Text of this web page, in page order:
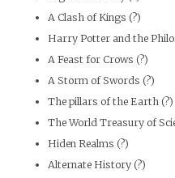
A Clash of Kings (?)
Harry Potter and the
A Feast for Crows (?)
A Storm of Swords (?)
The pillars of the Earth (?)
The World Treasury of
Hiden Realms (?)
Alternate History (?)